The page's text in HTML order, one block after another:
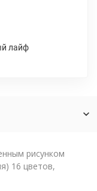
лайф
рисунком
16 цветов,